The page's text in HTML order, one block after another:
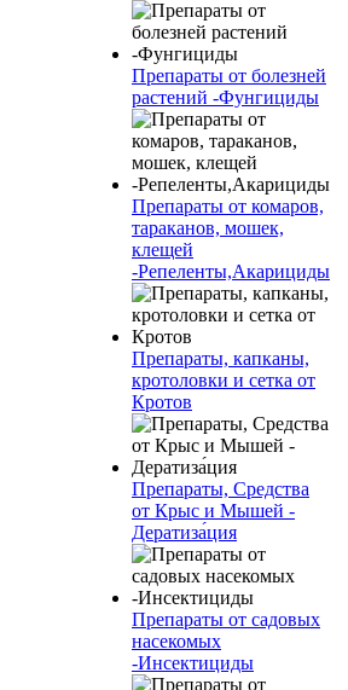
Препараты от болезней
растений -Фунгициды
Препараты от комаров,
тараканов, мошек,
клещей
-Репеленты,Акарициды
Препараты, капканы,
кротоловки и сетка от
Кротов
Препараты, Средства
от Крыс и Мышей -
Дератиза́ция
Препараты от садовых
насекомых
-Инсектициды